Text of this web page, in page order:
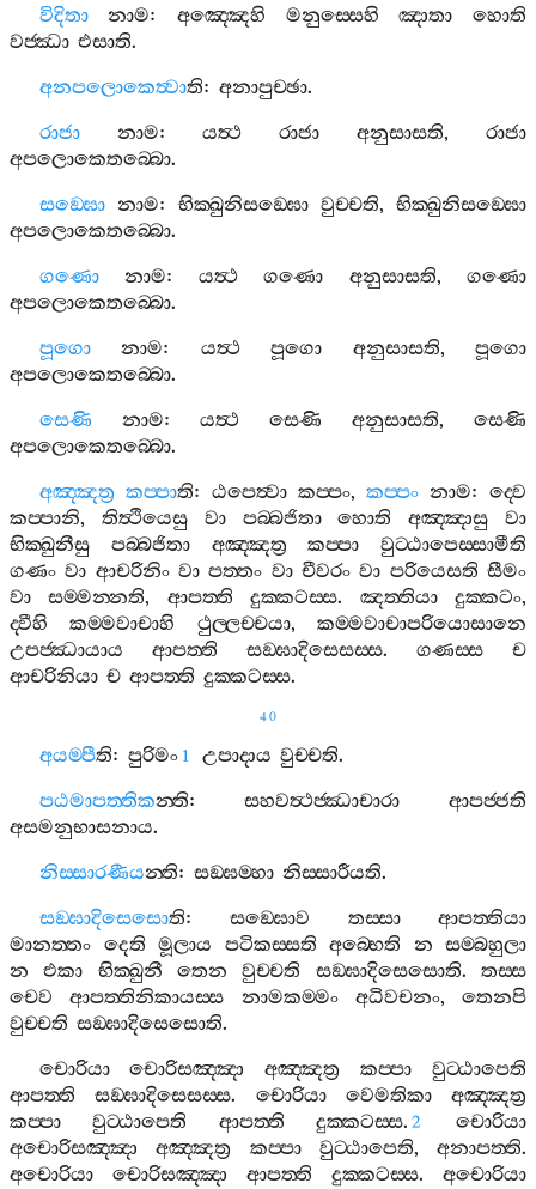
විදිතා
නාම: අඤ‍්ඤෙහි මනුස‍්සෙහි ඤාතා
හොති
වජ‍්ඣා එසාති.
අනපලොකෙත්‍වාති: අනාපුච‍්ඡා.
රාජා
නාම:යත්‍ථ රාජා අනුසාසති, රාජා
අපලොකෙතබ‍්බො.
සඞ‍්ඝො නාම: භික‍්ඛුනිසඞ‍්ඝො වුච‍්චති, භික‍්ඛුනිසඞ‍්ඝො
අපලොකෙතබ‍්බො.
ගණො
නාම:යත්‍ථ ගණො අනුසාසති,ගණො
අපලොකෙතබ‍්බො.
පූගො
නාම: යත්‍ථ පූගො අනුසාසති,පූගො
අපලොකෙතබ‍්බො.
සෙණි
නාම:යත්‍ථ සෙණි අනුසාසති, සෙණි
අපලොකෙතබ‍්බො.
අඤ‍්ඤත්‍ර කප‍්පාති: ඨපෙත්‍වා කප‍්පං, කප‍්පං නාම: ද‍්වෙ
කප‍්පානි, තිත්‍ථියෙසු වා පබ‍්බජිතා හොති අඤ‍්ඤාසු
වා
භික‍්ඛුනීසු
පබ‍්බජිතා අඤ‍්ඤත්‍ර කප‍්පා
වුට‍්ඨාපෙස‍්සාමීති
ගණං වා ආචරිනිං වා පත‍්තං වා චීවරං වා පරියෙසති සීමං
වා
සම‍්මන‍්නති, ආපත‍්ති දුක‍්කටස‍්ස. ඤත‍්තියා දුක‍්කටං,
ද‍්වීහි
කම‍්මවාචාහි ථුල‍්ලච‍්චයා,කම‍්මවාචාපරියොසානෙ
උපජ‍්ඣායාය
ආපත‍්ති සඞ‍්ඝාදිසෙසස‍්ස. ගණස‍්ස
ච
ආචරිනියා ච ආපත‍්ති දුක‍්කටස‍්ස.
40
අයම‍්පීති: පුරිමං 1 උපාදාය වුච‍්චති.
පඨමාපත‍්තිකන‍්ති:සහවත්‍ථජ‍්ඣාචාරා
ආපජ‍්ජති
අසමනුභාසනාය.
නිස‍්සාරණීයන‍්ති: සඞ‍්ඝම‍්හා නිස‍්සාරීයති.
සඞ‍්ඝාදිසෙසොති:සඞ‍්ඝොව තස‍්සා
ආපත‍්තියා
මානත‍්තං දෙති මූලාය පටිකස‍්සති අබ‍්භෙති න සම‍්බහුලා
න
එකා භික‍්ඛුනී තෙන වුච‍්චති සඞ‍්ඝාදිසෙසොති.තස‍්ස
චෙව
ආපත‍්තිනිකායස‍්ස නාමකම‍්මං අධිවචනං, තෙනපි
වුච‍්චති සඞ‍්ඝාදිසෙසොති.
චොරියා
චොරිසඤ‍්ඤා අඤ‍්ඤත්‍ර කප‍්පා
වුට‍්ඨාපෙති
ආපත‍්ති
සඞ‍්ඝාදිසෙසස‍්ස. චොරියා වෙමතිකා
අඤ‍්ඤත්‍ර
කප‍්පා
වුට‍්ඨාපෙති ආපත‍්ති දුක‍්කටස‍්ස. 2
චොරියා
අචොරිසඤ‍්ඤා
අඤ‍්ඤත්‍ර කප‍්පා වුට‍්ඨාපෙති, අනාපත‍්ති.
අචොරියා
චොරිසඤ‍්ඤා ආපත‍්ති දුක‍්කටස‍්ස. අචොරියා